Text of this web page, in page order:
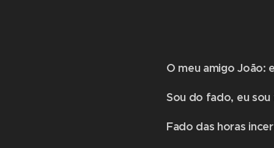
O meu amigo João:
Sou do fado, eu sou
Fado das horas